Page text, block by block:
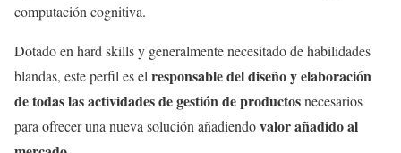
computación cognitiva.
Dotado en hard skills y generalmente necesitado de habilidades
blandas, este perfil es el responsable del diseño y elaboración
de todas las actividades de gestión de productosnecesarios
para ofrecer una nueva solución añadiendovalor añadido al